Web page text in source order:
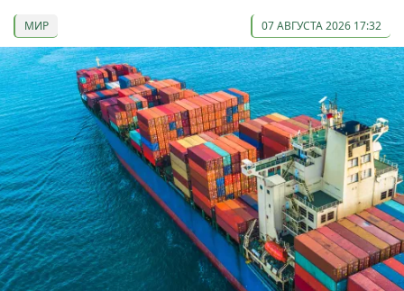
МИР 07 АВГУСТА 2026 17:32